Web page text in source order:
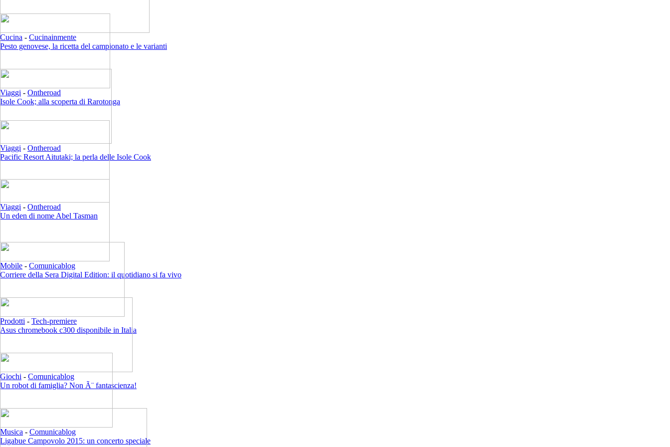
Cucina - Cucinainmente
Pesto genovese, la ricetta del campionato e le varianti
Viaggi - Ontheroad
Isole Cook; alla scoperta di Rarotonga
Viaggi - Ontheroad
Pacific Resort Aitutaki; la perla delle Isole Cook
Viaggi - Ontheroad
Un eden di nome Abel Tasman
Mobile - Comunicablog
Corriere della Sera Digital Edition: il quotidiano si fa vivo
Prodotti - Tech-premiere
Asus chromebook c300 disponibile in Italia
Giochi - Comunicablog
Un robot di famiglia? Non Ã¨ fantascienza!
Musica - Comunicablog
Ligabue Campovolo 2015: un concerto speciale